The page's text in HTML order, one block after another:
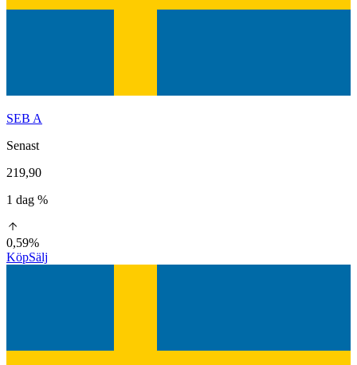
SEB A
Senast
219,90
1 dag %
0,59%
KöpSälj